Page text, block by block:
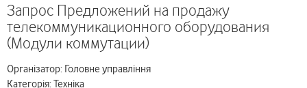
Запрос Предложений на продажу
телекоммуникационного оборудования
(Модули коммутации)
Організатор: Головне управління
Категорія: Техніка